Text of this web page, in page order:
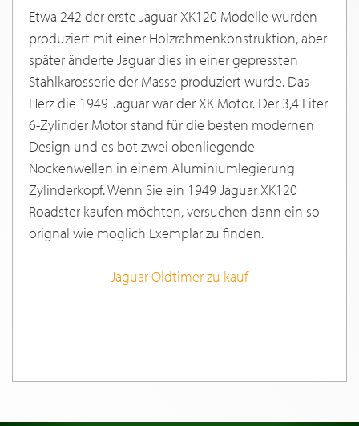
Etwa 242 der erste Jaguar XK120 Modelle wurden
produziert mit einer Holzrahmenkonstruktion, aber
später änderte Jaguar dies in einer gepressten
Stahlkarosserie der Masse produziert wurde. Das
Herz die 1949 Jaguar war der XK Motor. Der 3,4 Liter
6-Zylinder Motor stand für die besten modernen
Design und es bot zwei obenliegende
Nockenwellen in einem Aluminiumlegierung
Zylinderkopf. Wenn Sie ein 1949 Jaguar XK120
Roadster kaufen möchten, versuchen dann ein so
orignal wie möglich Exemplar zu finden.
Jaguar Oldtimer zu kauf